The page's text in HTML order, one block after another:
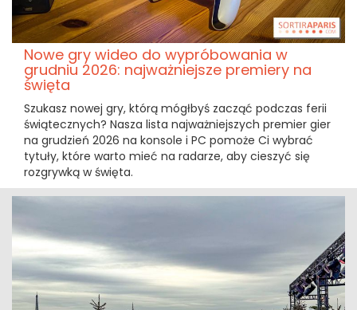
Nowe gry wideo do wypróbowania w
grudniu 2026: najważniejsze premiery na
święta
Szukasz nowej gry, którą mógłbyś zacząć podczas ferii
świątecznych? Nasza lista najważniejszych premier gier
na grudzień 2026 na konsole i PC pomoże Ci wybrać
tytuły, które warto mieć na radarze, aby cieszyć się
rozgrywką w święta.